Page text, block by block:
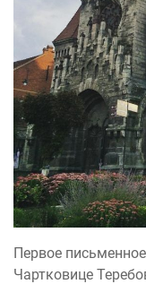
Первое
Чартковице